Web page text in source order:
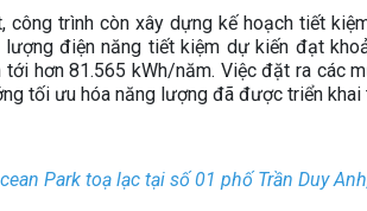
công trình còn xây dựng kế hoạch tiết
lượng điện năng tiết kiệm dự kiến đạt
tới hơn 81.565 kWh/năm. Việc đặt ra các
tối ưu hóa năng lượng đã được triển
Park toạ lạc tại số 01 phố Trần Duy